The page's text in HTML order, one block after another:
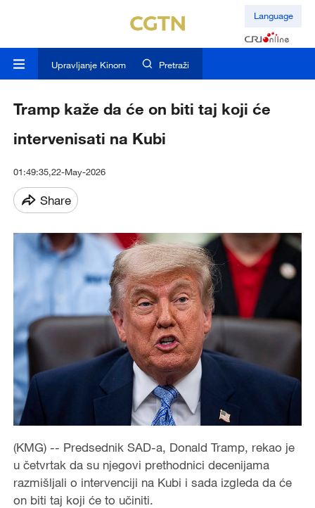
Language
Upravljanje Kinom Pretraži
Tramp kaže da će on biti taj koji će
intervenisati na Kubi
01:49:35,22-May-2026
Share
(KMG) -- Predsednik SAD-a, Donald Tramp, rekao je
u četvrtak da su njegovi prethodnici decenijama
razmišljali o intervenciji na Kubi i sada izgleda da će
on biti taj koji će to učiniti.